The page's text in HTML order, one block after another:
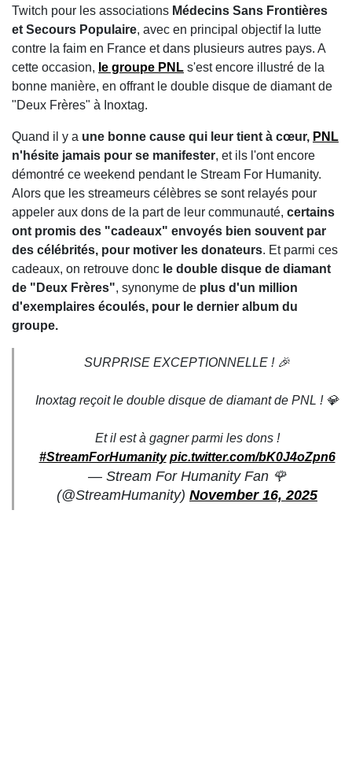
Twitch pour les associations Médecins Sans Frontières
et Secours Populaire, avec en principal objectif la lutte
contre la faim en France et dans plusieurs autres pays. A
cette occasion, le groupe PNL s'est encore illustré de la
bonne manière, en offrant le double disque de diamant de
"Deux Frères" à Inoxtag.
Quand il y a une bonne cause qui leur tient à cœur, PNL
n'hésite jamais pour se manifester, et ils l'ont encore
démontré ce weekend pendant le Stream For Humanity.
Alors que les streameurs célèbres se sont relayés pour
appeler aux dons de la part de leur communauté, certains
ont promis des "cadeaux" envoyés bien souvent par
des célébrités, pour motiver les donateurs. Et parmi ces
cadeaux, on retrouve donc le double disque de diamant
de "Deux Frères", synonyme de plus d'un million
d'exemplaires écoulés, pour le dernier album du
groupe.
SURPRISE EXCEPTIONNELLE ! 🎉
Inoxtag reçoit le double disque de diamant de PNL ! 💎
Et il est à gagner parmi les dons !
#StreamForHumanity pic.twitter.com/bK0J4oZpn6
— Stream For Humanity Fan 🌹
(@StreamHumanity) November 16, 2025